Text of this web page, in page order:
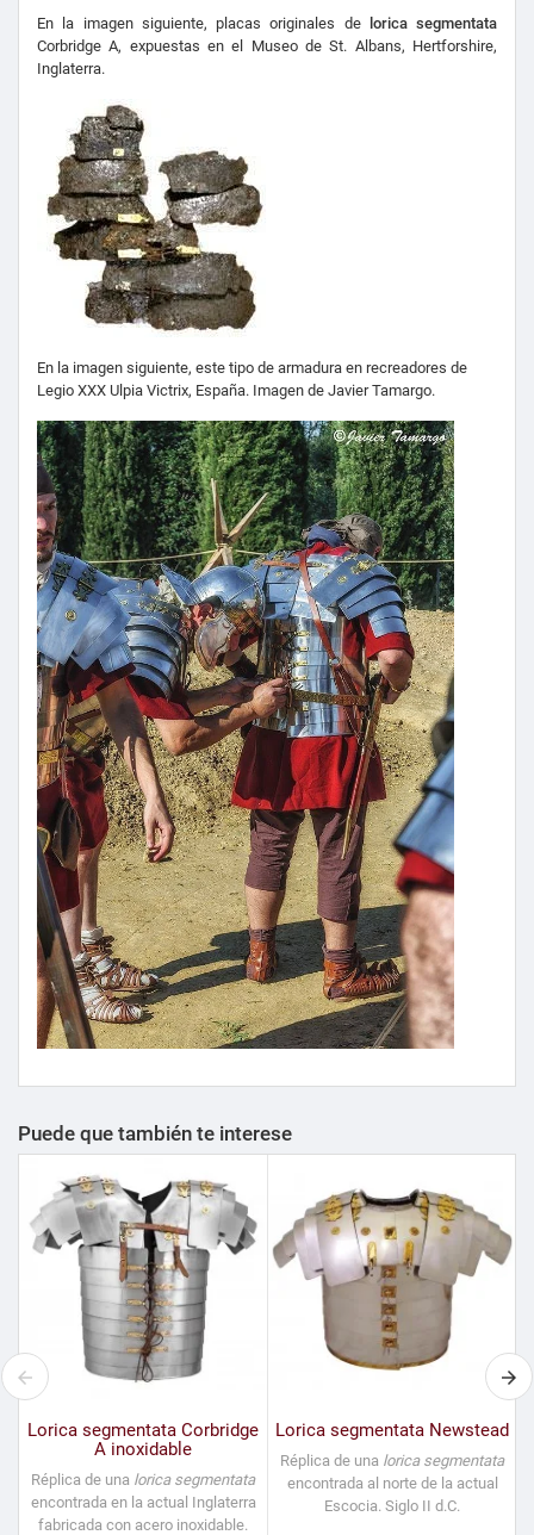
En la imagen siguiente, placas originales delorica segmentata
Corbridge A, expuestas en el Museo de St. Albans, Hertforshire,
Inglaterra.
En la imagen siguiente, este tipo de armadura en recreadores de
Legio XXX Ulpia Victrix, España. Imagen de Javier Tamargo.
Puede que también te interese
Lorica segmentata Corbridge
A inoxidable
Réplica de una lorica segmentata
encontrada en la actual Inglaterra
fabricada con acero inoxidable.
Lorica segmentata Newstead
Réplica de una lorica segmentata
encontrada al norte de la actual
Escocia. Siglo II d.C.